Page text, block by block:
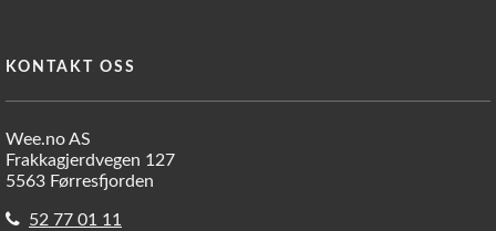
KONTAKT OSS
Wee.no AS
Frakkagjerdvegen 127
5563 Førresfjorden
52 77 01 11